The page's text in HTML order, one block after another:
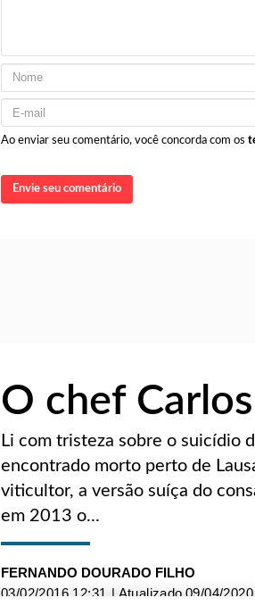
Ao enviar seu comentário, você concorda com os
Envie seu comentário
O chef
Li com tristeza sobre o suicídio
encontrado morto perto de
viticultor, a versão suíça do
em 2013 o...
FERNANDO DOURADO FILHO
03/02/2016 12:31 | Atualizado 09/04/